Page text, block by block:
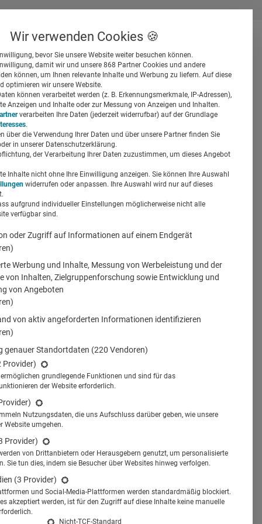
Suchen
für
Wir verwenden Cookies 🍪
bevor Sie unsere Website weiter besuchen können.
damit wir und unsere 868 Partner Cookies und andere
können, um Ihnen relevante Inhalte und Werbung zu liefern. Auf diese
optimieren wir unsere Website.
können verarbeitet werden (z. B. Erkennungsmerkmale, IP-Adressen),
Anzeigen und Inhalte oder zur Messung von Anzeigen und Inhalten.
verarbeiten Ihre Daten (jederzeit widerrufbar) auf der Grundlage
.
über die Verwendung Ihrer Daten und über unsere Partner finden Sie
in unserer Datenschutzerklärung.
der Verarbeitung Ihrer Daten zuzustimmen, um dieses Angebot
Inhalte nicht ohne Ihre Einwilligung anzeigen. Sie können Ihre Auswahl
widerrufen oder anpassen. Ihre Auswahl wird nur auf dieses
aufgrund individueller Einstellungen möglicherweise nicht alle
verfügbar sind.
oder Zugriff auf Informationen auf einem Endgerät
Werbung und Inhalte, Messung von Werbeleistung und der
von Inhalten, Zielgruppenforschung sowie Entwicklung und
von Angeboten
von aktiv angeforderten Informationen identifizieren
genauer Standortdaten (220 Vendoren)
Provider)
ermöglichen grundlegende Funktionen und sind für das
der Website erforderlich.
Nutzungsdaten, die uns Aufschluss darüber geben, wie unsere
Website umgehen.
Provider)
von Drittanbietern oder Herausgebern genutzt, um personalisierte
Sie tun dies, indem sie Besucher über Websites hinweg verfolgen.
(3 Provider)
und Social-Media-Plattformen werden standardmäßig blockiert.
akzeptiert werden, ist für den Zugriff auf diese Inhalte keine manuelle
Nicht-TCF-Standard